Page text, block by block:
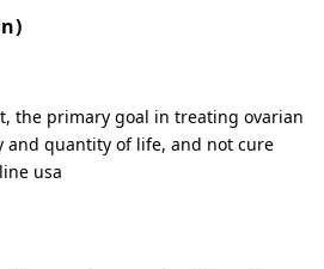
the primary goal in treating ovarian
and quantity of life, and not cure
usa